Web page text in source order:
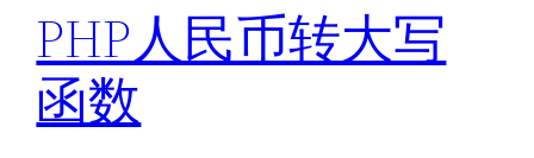
PHP人民币转大写
函数